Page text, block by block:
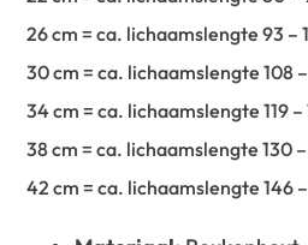
26 cm = ca. lichaamslengte 93 –
30 cm = ca. lichaamslengte 108 –
34 cm = ca. lichaamslengte 119 –
38 cm = ca. lichaamslengte 130
42 cm = ca. lichaamslengte 146 –